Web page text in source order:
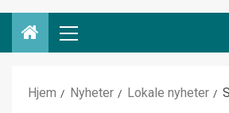
Hjem Nyheter Lokale nyheter